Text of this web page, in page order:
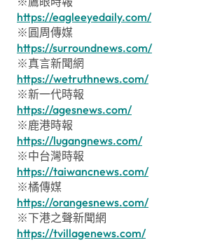
https://eagleeyedaily.com/
※圓周傳媒
https://surroundnews.com/
※真言新聞網
https://wetruthnews.com/
※新一代時報
https://agesnews.com/
※鹿港時報
https://lugangnews.com/
※中台灣時報
https://taiwancnews.com/
※橘傳媒
https://orangesnews.com/
※下港之聲新聞網
https://tvillagenews.com/